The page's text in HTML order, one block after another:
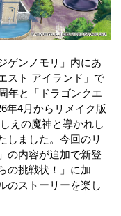
ゲンノモリ」内にあ
スト アイランド」で
年と「ドラゴンクエ
年4月からリメイク版
えの魔神と導かれし
しました。今回のリ
の内容が追加で新登
の挑戦状！」に加
のストーリーを楽し